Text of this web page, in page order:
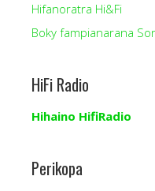
Hifanoratra Hi&Fi
Boky fampianarana
HiFi Radio
Hihaino HifiRadio
Perikopa